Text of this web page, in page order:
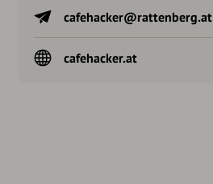
cafehacker@rattenberg.at
cafehacker.at